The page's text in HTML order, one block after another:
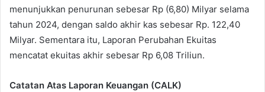
menunjukkan penurunan sebesar Rp (6,80) Milyar selama
tahun 2024, dengan saldo akhir kas sebesar Rp. 122,40
Milyar. Sementara itu, Laporan Perubahan Ekuitas
mencatat ekuitas akhir sebesar Rp 6,08 Triliun.
Catatan Atas Laporan Keuangan (CALK)